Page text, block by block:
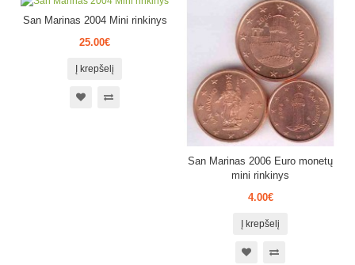
San Marinas 2004 Mini rinkinys
25.00€
Į krepšelį
San Marinas 2006 Euro monetų
mini rinkinys
4.00€
Į krepšelį